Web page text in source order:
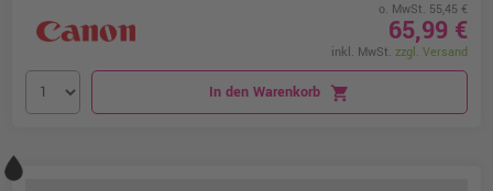
o. MwSt. 55,45 €
65,99 €
inkl. MwSt. zzgl. Versand
In den Warenkorb shopping_cart